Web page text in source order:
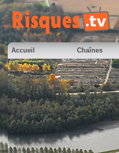
Accueil Chaînes